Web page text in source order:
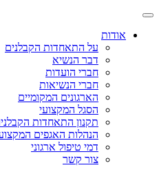
אודות
על התאחדות הקבלנים
דבר הנשיא
חברי הועדות
חברי הנשיאות
הארגונים המקומיים
הסגל המקצועי
תקנון התאחדות
הנהלות האגפים
דמי טיפול ארגוני
צור קשר